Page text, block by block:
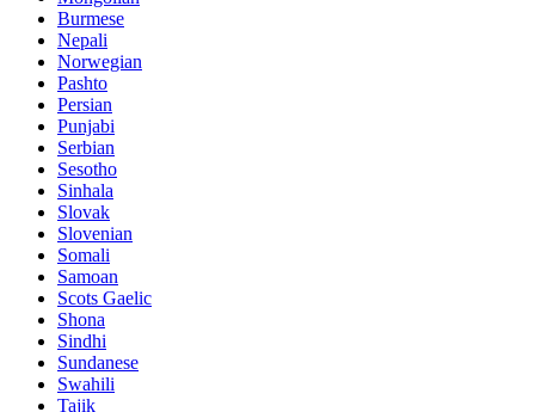
Burmese
Nepali
Norwegian
Pashto
Persian
Punjabi
Serbian
Sesotho
Sinhala
Slovak
Slovenian
Somali
Samoan
Scots Gaelic
Shona
Sindhi
Sundanese
Swahili
Tajik